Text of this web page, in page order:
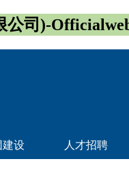
公司)-
建设 人才招聘